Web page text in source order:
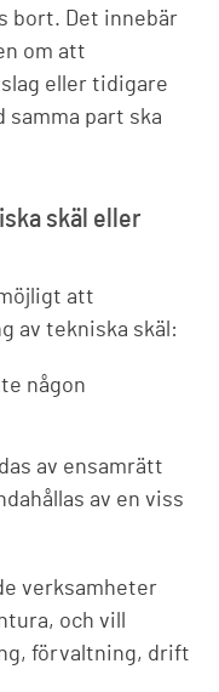
bort. Det innebär
om att
eller tidigare
samma part ska
skäl eller
att
av tekniska skäl:
någon
av ensamrätt
av en viss
verksamheter
och vill
förvaltning, drift